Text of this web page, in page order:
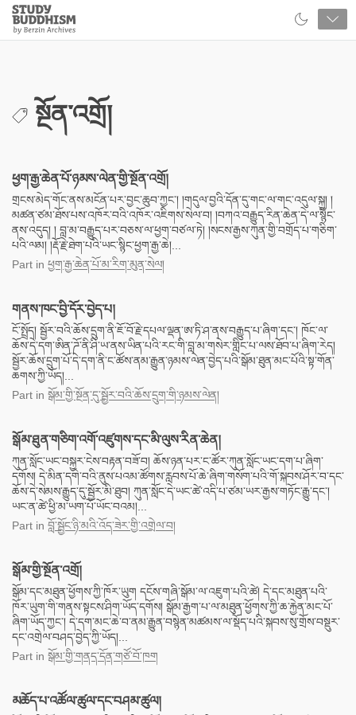
Close
Study
Buddhism
སྔོན་འགྲོ།
ཕྱག་རྒྱ་ཆེན་པོ་ཉམས་ལེན་གྱི་སྔོན་འགྲོ།
གྲངས་མེད་གོང་ནས་མངོན་པར་བྱང་ཆུབ་ཀྱང་། །གདུལ་བྱའི་དོན་དུ་གང་ལ་གང་འདུལ་སྐུ། །
མཚན་ཙམ་ཐོས་པས་འཁོར་བའི་འཁོར་འཇིགས་སེལ་བ། །བཀའ་བརྒྱུད་རིན་ཆེན་དེ་ལ་སྙིང་
ནས་འདུད། ། བླ་མ་བརྒྱུད་པར་བཅས་ལ་ཕྱག་བཙལ་ཏེ། །སངས་རྒྱས་ཀུན་གྱི་བགྲོད་པ་གཅིག་
པའི་ལམ། །རྡོ་རྗེ་ཐེག་པའི་ཡང་སྙིང་ཕྱག་རྒྱ་ཆེ།...
Part in ཕྱག་རྒྱ་ཆེན་པོ་མ་རིག་མུན་སེལ།
གནས་ཁང་བྱི་དོར་བྱེད་པ།
ངོ་སྤྲོད། སྦྱོར་བའི་ཆོས་དྲུག་ནི་ཇོ་བོ་རྗེ་དཔལ་ལྡན་ཨ་ཏི་ཤ་ནས་བརྒྱུད་པ་ཞིག་དང་། ཁོང་ལ་
ཆོས་དེ་དག་ཨིན་ཌོ་ནི་ཤི་ཡ་ནས་ཡིན་པའི་རང་གི་བླ་མ་གསེར་གླིང་པ་ལས་ཐོབ་པ་ཞིག་རེད།
སྦྱོར་ཆོས་དྲུག་པོ་དེ་དག་ནི་ང་ཚོས་ནམ་རྒྱུན་ཉམས་ལེན་བྱེད་པའི་སྒོམ་ཐུན་མང་པོའི་སྟ་གོན་
ཆགས་ཀྱི་ཡོད།...
Part in སྒོམ་གྱི་སྔོན་དུ་སྦྱོར་བའི་ཆོས་དྲུག་གི་ཉམས་ལེན།
སྒོམ་ཐུན་གཅིག་འགོ་འཛུགས་དང་མི་ལུས་རིན་ཆེན།
ཀུན་སློང་ཡང་བསྐྱར་ངེས་བརྟན་བཟོ་བ། ཆོས་ཉན་པར་ང་ཚོར་ཀུན་སློང་ཡང་དག་པ་ཞིག་
དགོས། དེ་མིན་དགེ་བའི་ནུས་པའམ་ཚོགས་རླབས་པོ་ཆེ་ཞིག་གསོག་པའི་གོ་སྐབས་ཤོར་བ་དང་
ཆོས་དེ་སེམས་རྒྱུད་དུ་སྦྱོར་མི་ཐུབ། ཀུན་སློང་དེ་ཡང་ཚེ་འདི་པ་ཙམ་ཡར་རྒྱས་གཏོང་རྒྱུ་དང་།
ཡང་ན་ཚེ་ཕྱི་མ་ཡག་པོ་ཡོང་བའམ།...
Part in བློ་སྦྱོང་ཉི་མའི་འོད་ཟེར་གྱི་འགྲེལ་བ།
སྒོམ་གྱི་སྔོན་འགྲོ།
སྒོམ་དང་མཐུན་ཕྱོགས་ཀྱི་ཁོར་ཡུག དངོས་གཞི་སྒོམ་ལ་འཇུག་པའི་ཚེ། དེ་དང་མཐུན་པའི་
ཁོར་ཡུག་གི་གནས་སྟངས་ཤིག་ཡོད་དགོས། སྒོམ་རྒྱག་པ་ལ་མཐུན་ཕྱོགས་ཀྱི་ཆ་རྐྱེན་མང་པོ་
ཞིག་ཡོད་ཀྱང་། དེ་དག་མང་ཆེ་བ་ནམ་རྒྱུན་བསྙེན་མཚམས་ལ་སྡོད་པའི་སྐབས་སུ་གྲོས་བསྡུར་
དང་འགྲེལ་བཤད་བྱེད་ཀྱི་ཡོད།...
Part in སྒོམ་གྱི་གནད་དོན་གཙོ་བོ་ཁག
མཆོད་པ་འཚོལ་ཚུལ་དང་བཤམ་ཚུལ།